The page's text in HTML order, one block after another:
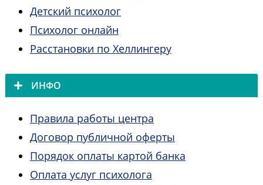
Детский психолог
Психолог онлайн
Расстановки по Хеллингеру
ИНФО
Правила работы центра
Договор публичной оферты
Порядок оплаты картой банка
Оплата услуг психолога